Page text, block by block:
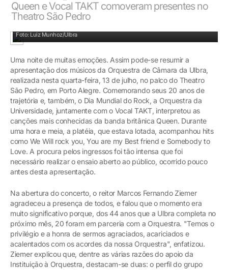
Queen e Vocal TAKT comoveram presentes no
Theatro São Pedro
Foto: Luiz Munhoz/Ulbra
Uma noite de muitas emoções. Assim pode-se resumir a
apresentação dos músicos da Orquestra de Câmara da Ulbra,
realizada nesta quarta-feira, 13 de julho, no palco do Theatro
São Pedro, em Porto Alegre. Comemorando seus 20 anos de
trajetória e, também, o Dia Mundial do Rock, a Orquestra da
Universidade, juntamente com o Vocal TAKT, interpretou as
canções mais conhecidas da banda britânica Queen. Durante
uma hora e meia, a platéia, que estava lotada, acompanhou hits
como We Will rock you, You are my Best friend e Somebody to
Love. A procura pelos ingressos foi tão intensa que foi
necessário realizar o ensaio aberto ao público, ocorrido pouco
antes desta apresentação.
Na abertura do concerto, o reitor Marcos Fernando Ziemer
agradeceu a presença de todos, e falou que o momento era
muito significativo porque, dos 44 anos que a Ulbra completa no
próximo mês, 20 foram em parceria com a Orquestra. "Temos o
privilégio e a honra de sermos agraciados, acariciados e
acalentados com os acordes da nossa Orquestra", enfatizou.
Ziemer explicou que, dentre as várias razões do apoio da
Instituição à Orquestra, destacam-se duas: o perfil do grupo